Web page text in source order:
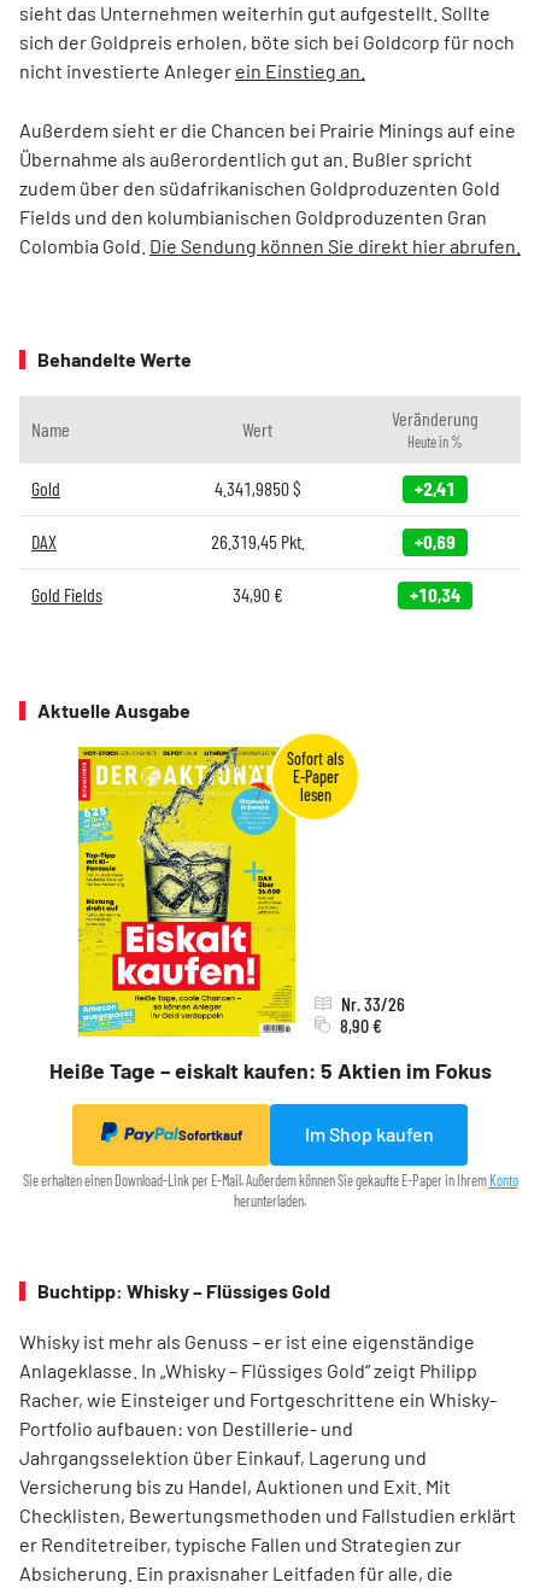
sieht das Unternehmen weiterhin gut aufgestellt. Sollte
sich der Goldpreis erholen, böte sich bei Goldcorp für noch
nicht investierte Anleger ein Einstieg an.
Außerdem sieht er die Chancen bei Prairie Minings auf eine
Übernahme als außerordentlich gut an. Bußler spricht
zudem über den südafrikanischen Goldproduzenten Gold
Fields und den kolumbianischen Goldproduzenten Gran
Colombia Gold. Die Sendung können Sie direkt hier abrufen.
Behandelte Werte
Name Wert Veränderung
Heute in %
Gold 4.341,9850$ +2,41
DAX 26.319,45Pkt. +0,69
Gold Fields 34,90€ +10,34
Aktuelle Ausgabe
Heiße Tage – eiskalt kaufen: 5 Aktien im Fokus
Nr. 33/26
8,90 €
Sofortkauf Im Shop kaufen
Sie erhalten einen Download-Link per E-Mail. Außerdem können Sie gekaufte E-Paper in IhremKonto
herunterladen.
Buchtipp: Whisky – Flüssiges Gold
Whisky ist mehr als Genuss – er ist eine eigenständige
Anlageklasse. In „Whisky – Flüssiges Gold“ zeigt Philipp
Racher, wie Einsteiger und Fortgeschrittene ein Whisky-
Portfolio aufbauen: von Destillerie- und
Jahrgangsselektion über Einkauf, Lagerung und
Versicherung bis zu Handel, Auktionen und Exit. Mit
Checklisten, Bewertungsmethoden und Fallstudien erklärt
er Renditetreiber, typische Fallen und Strategien zur
Absicherung. Ein praxisnaher Leitfaden für alle, die